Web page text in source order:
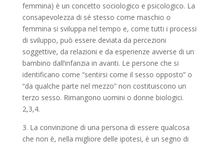
femmina) è un concetto sociologico e psicologico. La
consapevolezza di sé stesso come maschio o
femmina si sviluppa nel tempo e, come tutti i processi
di sviluppo, può essere deviata da percezioni
soggettive, da relazioni e da esperienze avverse di un
bambino dall’infanzia in avanti. Le persone che si
identificano come “sentirsi come il sesso opposto” o
“da qualche parte nel mezzo” non costituiscono un
terzo sesso. Rimangono uomini o donne biologici.
2,3,4.
3. La convinzione di una persona di essere qualcosa
che non è, nella migliore delle ipotesi, è un segno di